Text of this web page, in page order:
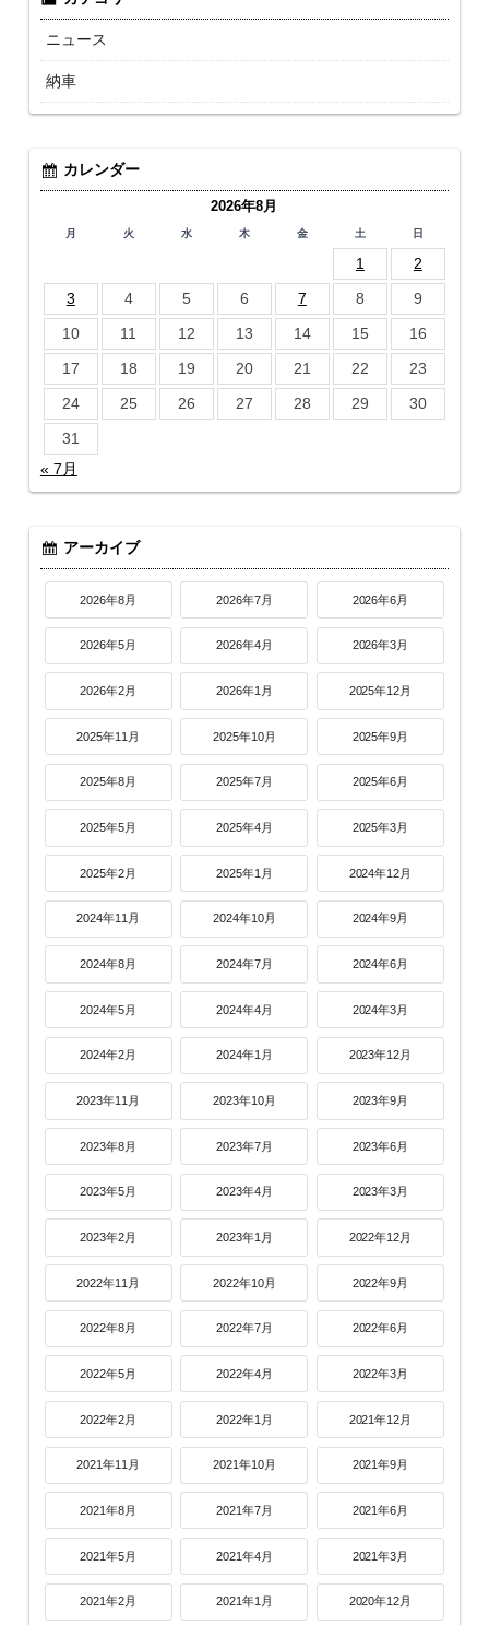
ニュース
納車
カレンダー
2026年8月
月 火 水 木 金 土 日
1
2
3
4 5 6 7 8
9
10
11 12 13 14 15
16
17
18 19 20 21 22
23
24
25 26 27 28 29
30
31
« 7月
アーカイブ
2026年8月 2026年7月 2026年6月
2026年5月 2026年4月 2026年3月
2026年2月 2026年1月 2025年12月
2025年11月 2025年10月 2025年9月
2025年8月 2025年7月 2025年6月
2025年5月 2025年4月 2025年3月
2025年2月 2025年1月 2024年12月
2024年11月 2024年10月 2024年9月
2024年8月 2024年7月 2024年6月
2024年5月 2024年4月 2024年3月
2024年2月 2024年1月 2023年12月
2023年11月 2023年10月 2023年9月
2023年8月 2023年7月 2023年6月
2023年5月 2023年4月 2023年3月
2023年2月 2023年1月 2022年12月
2022年11月 2022年10月 2022年9月
2022年8月 2022年7月 2022年6月
2022年5月 2022年4月 2022年3月
2022年2月 2022年1月 2021年12月
2021年11月 2021年10月 2021年9月
2021年8月 2021年7月 2021年6月
2021年5月 2021年4月 2021年3月
2021年2月 2021年1月 2020年12月